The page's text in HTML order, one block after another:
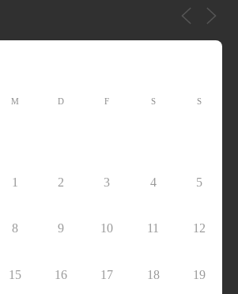
M D F S S
1 2 3 4 5
8 9 10 11 12
15 16 17 18 19